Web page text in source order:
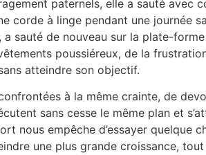
paternels, elle a sauté
corde à linge pendant une journée
a sauté de nouveau sur la plate-
poussiéreux, de la
atteindre son objectif.
à la même crainte, de
sans cesse le même plan et
nous empêche d’essayer quelque
une plus grande croissance,